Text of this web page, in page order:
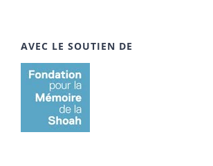
AVEC LE SOUTIEN DE